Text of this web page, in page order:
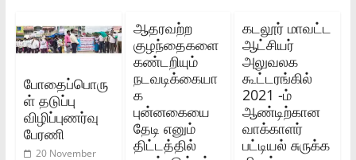
போதைப்பொரு
ள் தடுப்பு
விழிப்புணர்வு
பேரணி
20 November
ஆதரவற்ற
குழந்தைகளை
கண்டறியும்‌
நடவடிக்கையா
க
புன்னகையை
தேடி எனும்‌
திட்டத்தில்‌
கடலூர்‌ மாவட்ட
ஆட்சியர்‌
அலுவலக
கூட்டரங்கில்‌
2021 -ம்‌
ஆண்டிற்கான
வாக்காளர்‌
பட்டியல்‌ சுருக்க